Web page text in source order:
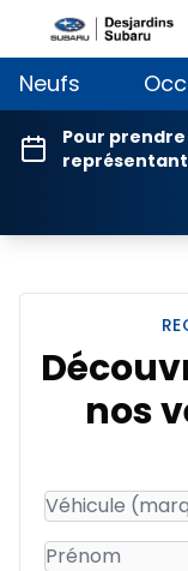
Neufs
Pour
nos